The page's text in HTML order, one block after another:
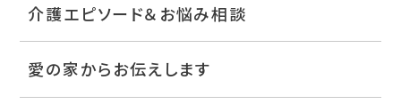
介護エピソード＆お悩み相談
愛の家からお伝えします